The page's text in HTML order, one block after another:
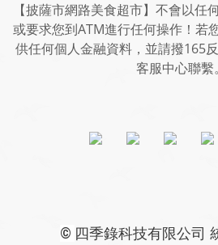
【披薩市網路美食超市】不會以任
或要求您到ATM進行任何操作！若
供任何個人金融資料，並請撥165
客服中心聯繫。
© 四季錄科技有限公司